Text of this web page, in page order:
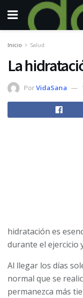
Inicio Salud
La
PorVidaSana
hidratación es
durante el ejercicio
Al llegar los días
normal que se
permanezca más